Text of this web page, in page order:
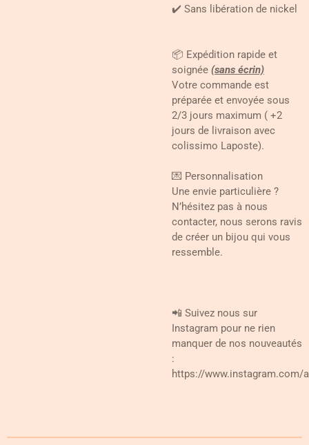
✔️ Sans libération de nickel
📦 Expédition rapide et
soignée (sans écrin)
Votre commande est
préparée et envoyée sous
2/3 jours maximum ( +2
jours de livraison avec
colissimo Laposte).
💌 Personnalisation
Une envie particulière ?
N’hésitez pas à nous
contacter, nous serons ravis
de créer un bijou qui vous
ressemble.
📲 Suivez nous sur
Instagram pour ne rien
manquer de nos nouveautés
:
https://www.instagram.com/